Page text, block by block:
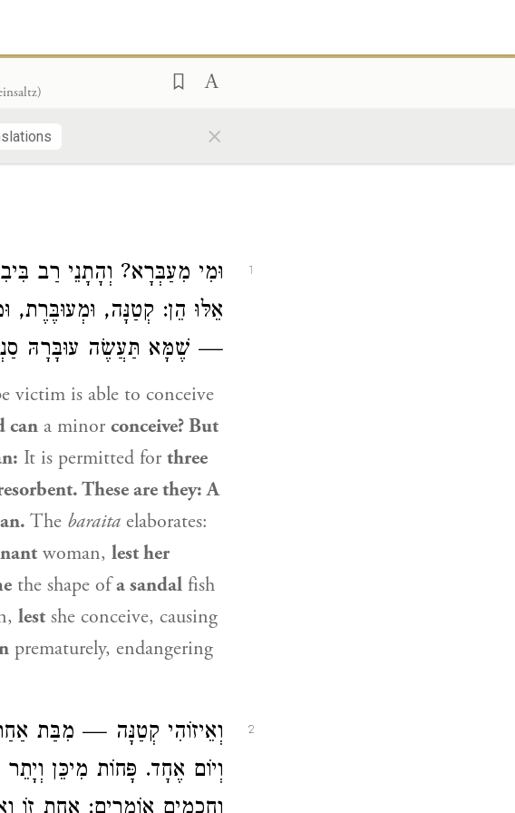
×
1
וּמִי מִעַבְּרָא? וְהָתָנֵי רַב
אֵלּוּ הֵן: קְטַנָּה,
— שֶׁמָּא תַּעֲשֶׂה עוּבָּרָהּ
victim is able to conceive
can a minor conceive? But
It is permitted for three
These are they: A
The baraita elaborates:
woman, lest her
the shape ofa sandal fish
lest she conceive, causing
prematurely, endangering
2
וְאֵיזוֹהִי קְטַנָּה — מִבַּת
וְיוֹם אֶחָד. פָּחוֹת מִיכֵּן